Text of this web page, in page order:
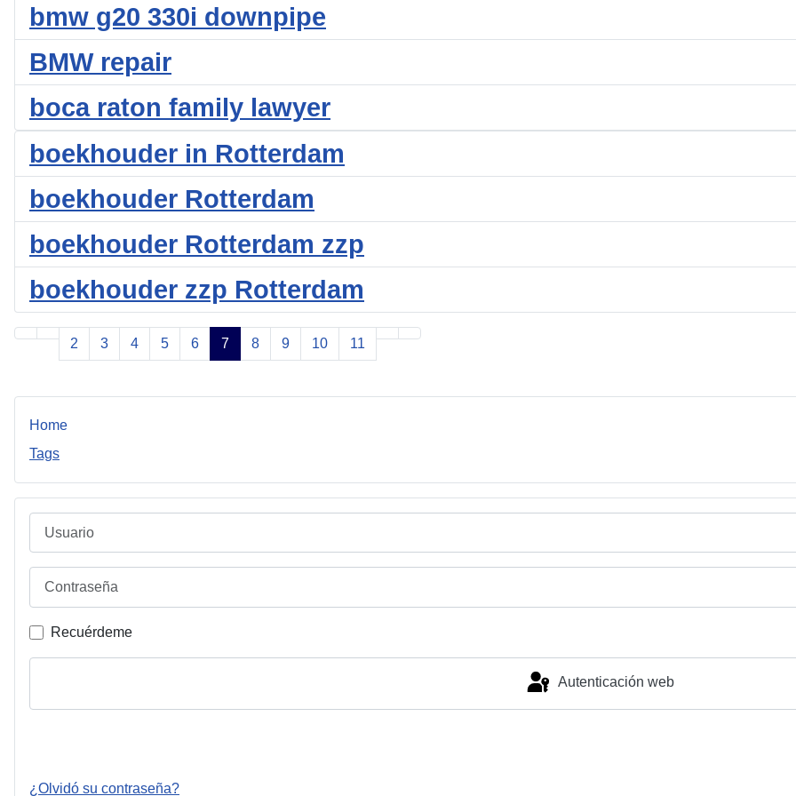
bmw g20 330i downpipe
BMW repair
boca raton family lawyer
boekhouder in Rotterdam
boekhouder Rotterdam
boekhouder Rotterdam zzp
boekhouder zzp Rotterdam
2 3 4 5 6 7 8 9 10 11
Home
Tags
Recuérdeme
Autenticación web
¿Olvidó su contraseña?